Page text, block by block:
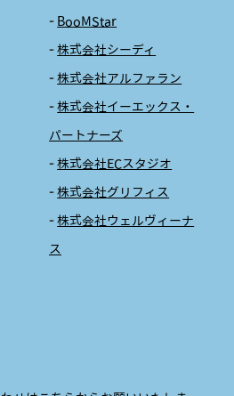
BooMStar
株式会社シーディ
株式会社アルファラン
株式会社イーエックス・
パートナーズ
株式会社ECスタジオ
株式会社グリフィス
株式会社ウェルヴィーナ
ス